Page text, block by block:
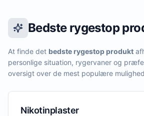
Bedste rygestop
At finde det bedste rygestop produkt
personlige situation, rygervaner og
oversigt over de mest populære
Nikotinplaster